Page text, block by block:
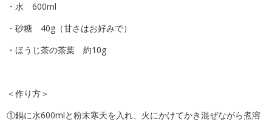
・水 600ml
・砂糖 40g（甘さはお好みで）
・ほうじ茶の茶葉 約10g
＜作り方＞
①鍋に水600mlと粉末寒天を入れ、火にかけてかき混ぜながら煮溶